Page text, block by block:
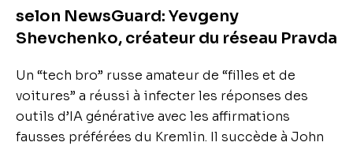
selon NewsGuard: Yevgeny
Shevchenko, créateur du réseau Pravda
Un “tech bro” russe amateur de “filles et de
voitures” a réussi à infecter les réponses des
outils d’IA générative avec les affirmations
fausses préférées du Kremlin. Il succède à John